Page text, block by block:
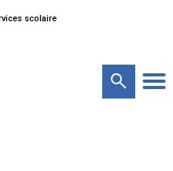
scolaire